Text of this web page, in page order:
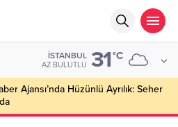
İSTANBUL
AZ BULUTLU 31°C
Ajansı’nda Hüzünlü Ayrılık: Seher